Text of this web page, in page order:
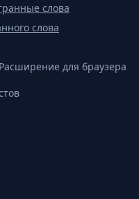
слова
слова
Расширение для браузера